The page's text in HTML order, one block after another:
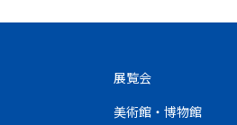
展覧会
美術館・博物館